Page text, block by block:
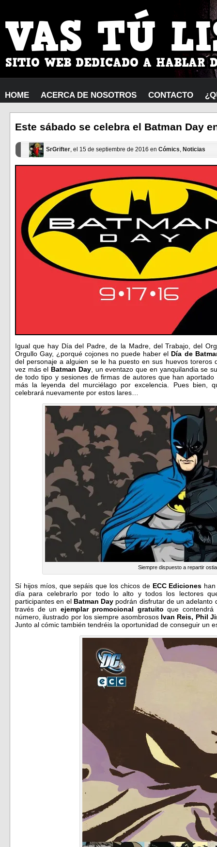
HOME ACERCA DE NOSOTROS CONTACTO
Este sábado se celebra el Batman Day
SrGrifter, el 15 de septiembre de 2016 en Cómics, Noticias
Igual que hay Día del Padre, de la Madre, del Trabajo, del
Orgullo Gay, ¿porqué cojones no puede haber el Día de
del personaje a alguien se le ha puesto en sus huevos toreros
vez más el Batman Day, un eventazo que en yanquilandia se
de todo tipo y sesiones de firmas de autores que han
más la leyenda del murciélago por excelencia. Pues bien,
celebrará nuevamente por estos lares…
Siempre dispuesto a repartir
Sí hijos míos, que sepáis que los chicos de ECC Ediciones
día para celebrarlo por todo lo alto y todos los lectores
participantes en el Batman Day podrán disfrutar de un adelanto
través de un ejemplar promocional gratuito que
número, ilustrado por los siempre asombrosos Ivan Reis, Phil
Junto al cómic también tendréis la oportunidad de conseguir un